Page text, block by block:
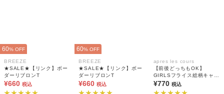
60% OFF
BREEZE
★SALE★【リンク】ボー
ダーリブロンT
¥660 税込
60% OFF
BREEZE
★SALE★【リンク】ボー
ダーリブロンT
¥660 税込
apres les cours
【前後どっちもOK】
GIRLSフライス総柄キャミ
ソール(綿100%)
¥770 税込